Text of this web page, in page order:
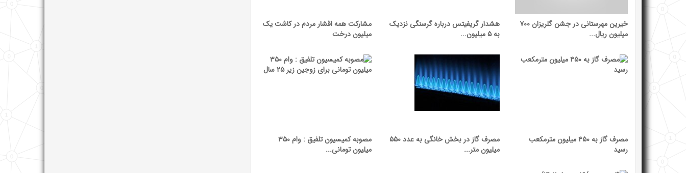
خیرین مهرستانی در جشن گلریزان ۷۰۰
میلیون ریال...
هشدار گریفیتس درباره گرسنگی نزدیک
به ۵ میلیون...
مشارکت همه اقشار مردم در کاشت یک
میلیون درخت
مصرف گاز به ۴۵۰ میلیون مترمکعب
رسید
مصرف گاز در بخش خانگی به عدد ۵۵۰
میلیون متر...
مصوبه کمیسیون تلفیق : وام ۳۵۰
میلیون تومانی...